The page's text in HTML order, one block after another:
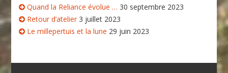
Quand la Reliance évolue … 30 septembre 2023
Retour d’atelier 3 juillet 2023
Le millepertuis et la lune 29 juin 2023